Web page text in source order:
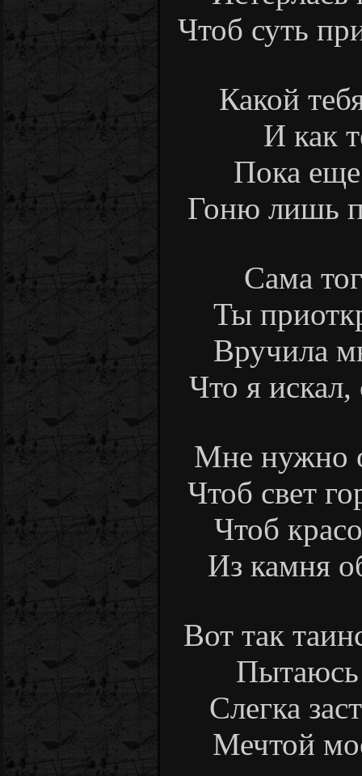
Чтоб суть
Какой
И как
Пока
Гоню лишь
Сама
Ты
Вручила
Что я искал,
Мне нужно
Чтоб свет
Чтоб
Из камня
Вот так
Пытаюсь
Слегка
Мечтой